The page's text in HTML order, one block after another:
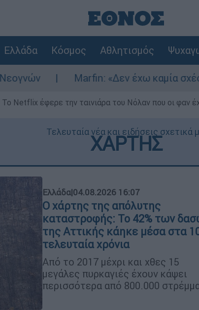
Ελλάδα Κόσμος Αθλητισμός
Marfin: «Δεν έχω καμία σχέση με την
Το Netflix έφερε την ταινιάρα του Νόλαν που οι φαν
Τελευταία νέα και ειδήσεις σχετικά
ΧΑΡΤΗΣ
Ελλάδα|04.08.2026 16:07
Ο χάρτης της απόλυτης
καταστροφής: Το 42% των
της Αττικής κάηκε μέσα στα
τελευταία χρόνια
Από το 2017 μέχρι και χθες 15
μεγάλες πυρκαγιές έχουν κάψει
περισσότερα από 800.000